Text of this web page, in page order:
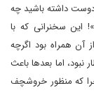
دوست داشته باشید چه
این سخنرانی که با
آن همراه بود اگرچه
اما بعدها باعث
که منظور خروشچف